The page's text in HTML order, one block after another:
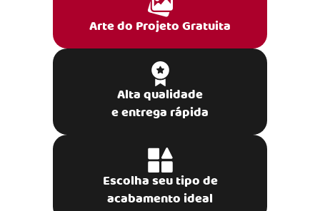
Arte do Projeto Gratuita
Alta qualidade
e entrega rápida
Escolha seu tipo de
acabamento ideal